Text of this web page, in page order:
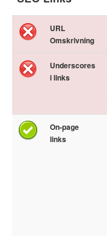
URL
Omskrivning
Underscores
i links
On-page
links